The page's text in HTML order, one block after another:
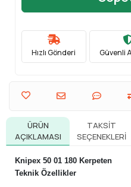
Hızlı Gönderi Güvenli
ÜRÜN
AÇIKLAMASI
TAKSIT
SEÇENEKLERI
Knipex 50 01 180 Kerpeten
Teknik Özellikler